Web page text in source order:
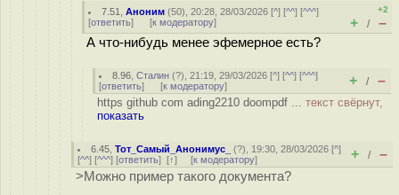
7.51 ,Аноним (50), 20:28, 28/03/2026 [^] [^^] [^^^]
[ответить] [к модератору]
+2
+ / –
А что-нибудь менее эфемерное есть?
8.96 ,Сталин (?), 21:19, 29/03/2026 [^] [^^] [^^^]
[ответить] [к модератору] + / –
https github com ading2210 doompdf ... текст свёрнут,
показать
6.45 ,Тот_Самый_Анонимус_ (?), 19:30, 28/03/2026 [^]
[^^] [^^^] [ответить] [↑] [к модератору] + / –
>Можно пример такого документа?